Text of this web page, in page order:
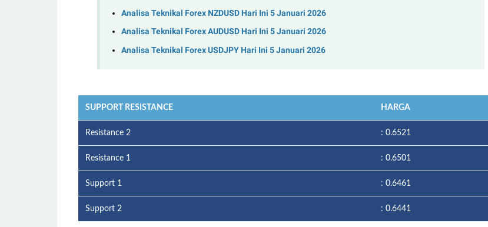
Analisa Teknikal Forex NZDUSD Hari Ini 5 Januari 2026
Analisa Teknikal Forex AUDUSD Hari Ini 5 Januari 2026
Analisa Teknikal Forex USDJPY Hari Ini 5 Januari 2026
SUPPORT RESISTANCE HARGA
Resistance 2 : 0.6521
Resistance 1 : 0.6501
Support 1 : 0.6461
Support 2 : 0.6441